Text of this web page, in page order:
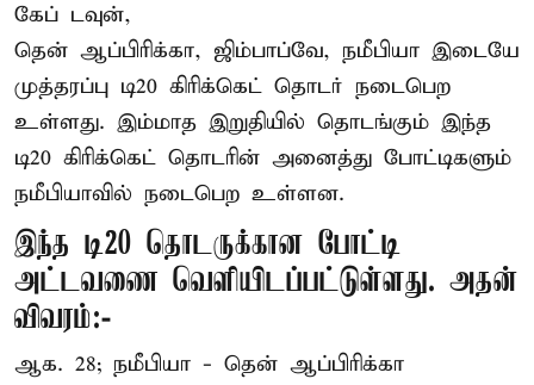
கேப் டவுன்,
தென் ஆப்பிரிக்கா, ஜிம்பாப்வே, நமீபியா இடையே
முத்தரப்பு டி20 கிரிக்கெட் தொடர் நடைபெற
உள்ளது. இம்மாத இறுதியில் தொடங்கும் இந்த
டி20 கிரிக்கெட் தொடரின் அனைத்து போட்டிகளும்
நமீபியாவில் நடைபெற உள்ளன.
இந்த டி20 தொடருக்கான போட்டி
அட்டவணை வெளியிடப்பட்டுள்ளது. அதன்
விவரம்:-
ஆக. 28; நமீபியா - தென் ஆப்பிரிக்கா